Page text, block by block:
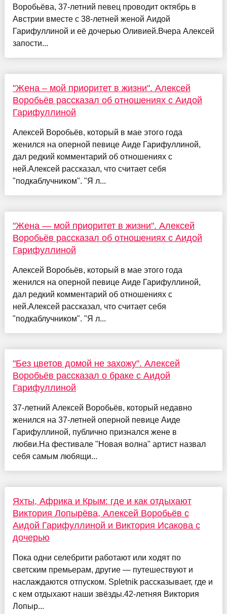
Воробьёва, 37-летний певец проводит октябрь в
Австрии вместе с 38-летней женой Аидой
Гарифуллиной и её дочерью Оливией.Вчера Алексей
запости...
"Жена – мой приоритет в жизни". Алексей
Воробьёв рассказал об отношениях с Аидой
Гарифуллиной
Алексей Воробьёв, который в мае этого года
женился на оперной певице Аиде Гарифуллиной,
дал редкий комментарий об отношениях с
ней.Алексей рассказал, что считает себя
"подкаблучником". "Я л...
"Жена — мой приоритет в жизни". Алексей
Воробьёв рассказал об отношениях с Аидой
Гарифуллиной
Алексей Воробьёв, который в мае этого года
женился на оперной певице Аиде Гарифуллиной,
дал редкий комментарий об отношениях с
ней.Алексей рассказал, что считает себя
"подкаблучником". "Я л...
"Без цветов домой не захожу". Алексей
Воробьёв рассказал о браке с Аидой
Гарифуллиной
37-летний Алексей Воробьёв, который недавно
женился на 37-летней оперной певице Аиде
Гарифуллиной, публично признался жене в
любви.На фестивале "Новая волна" артист назвал
себя самым любящи...
Яхты, Африка и Крым: где и как отдыхают
Виктория Лопырёва, Алексей Воробьёв с
Аидой Гарифуллиной и Виктория Исакова с
дочерью
Пока одни селебрити работают или ходят по
светским премьерам, другие — путешествуют и
наслаждаются отпуском. Spletnik рассказывает, где и
с кем отдыхают наши звёзды.42-летняя Виктория
Лопыр...